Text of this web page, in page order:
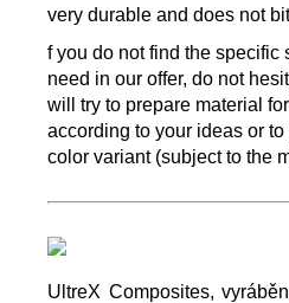
very durable and does not
f you do not find the specific
need in our offer, do not
will try to prepare material
according to your ideas or
color variant (subject to the
UltreX Composites,